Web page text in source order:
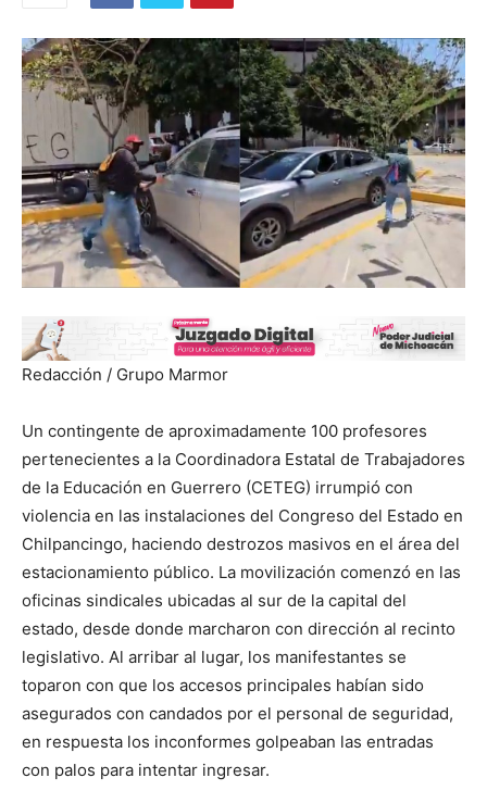
Redacción / Grupo Marmor
Un contingente de aproximadamente 100 profesores
pertenecientes a la Coordinadora Estatal de Trabajadores
de la Educación en Guerrero (CETEG) irrumpió con
violencia en las instalaciones del Congreso del Estado en
Chilpancingo, haciendo destrozos masivos en el área del
estacionamiento público. La movilización comenzó en las
oficinas sindicales ubicadas al sur de la capital del
estado, desde donde marcharon con dirección al recinto
legislativo. Al arribar al lugar, los manifestantes se
toparon con que los accesos principales habían sido
asegurados con candados por el personal de seguridad,
en respuesta los inconformes golpeaban las entradas
con palos para intentar ingresar.